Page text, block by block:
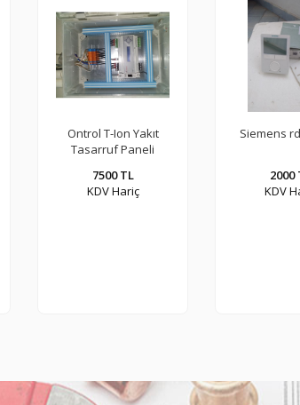
Ontrol T-Ion Yakıt
Tasarruf Paneli
7500 TL
KDV Hariç
Siemens
2000
KDV